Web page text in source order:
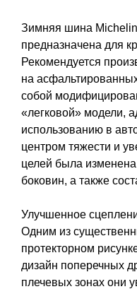
Зимняя шина
предназначена для
Рекомендуется
на
собой
«легковой» модели,
использованию в
центром тяжести и
целей была изменена
боковин, а также
Улучшенное
Одним из
протекторном
дизайн поперечных
плечевых зонах они